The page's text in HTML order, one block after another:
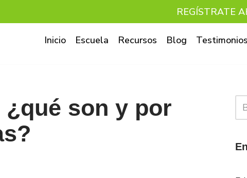
REGÍSTRATE
Inicio Escuela Recursos Blog Testimonios
son y por